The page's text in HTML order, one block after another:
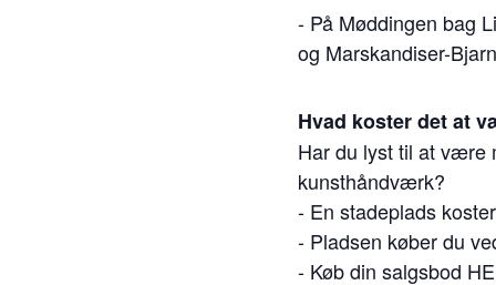
- På Møddingen bag
og Marskandiser-
Hvad koster det at
Har du lyst til at være
kunsthåndværk?
- En stadeplads
- Pladsen køber du
- Køb din salgsbod